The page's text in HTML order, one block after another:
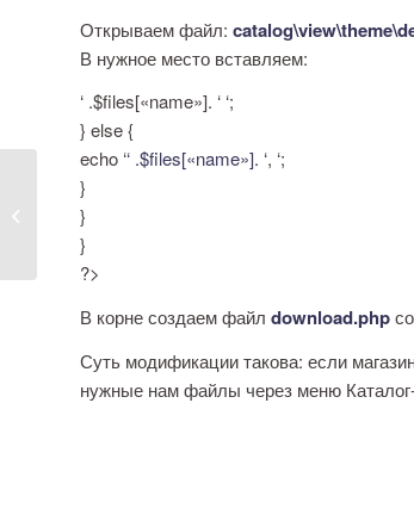
Открываем файл:
В нужное место вставляем:
‘ .$files[«name»]. ‘ ‘;
} else {
echo ‘‘ .$files[«name»]. ‘, ‘;
}
}
}
?>
В корне создаем файл download.php
Суть модификации такова: если
нужные нам файлы через меню
WordPress —
страницы и записи